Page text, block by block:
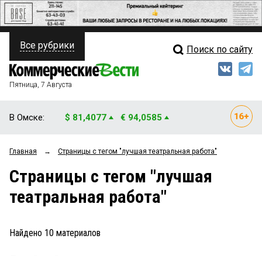
ПОЛИТИКА
ФИНАНСЫ
ОБЩЕСТВО
ЗАКОН
НОВОСТИ КОМПАНИЙ
ПРОИСШЕСТВИЯ
Свежий выпуск
Мнения
Рейтинги
Блоги
Все рубрики Поиск по сайту
Пятница, 7 Августа
В Омске: $ 81,4077 € 94,0585
Главная → Страницы c тегом "лучшая театральная работа"
Страницы c тегом "лучшая
театральная работа"
Найдено 10 материалов